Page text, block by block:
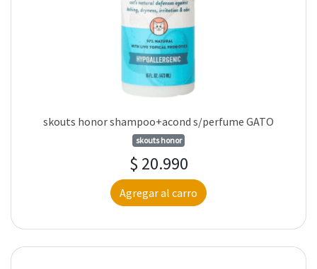
skouts honor shampoo+acond s/perfume GATO
skouts honor
$ 20.990
Agregar al carro